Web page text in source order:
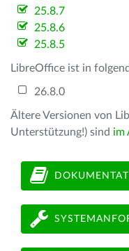
25.8.7
25.8.6
25.8.5
LibreOffice ist in
26.8.0
Ältere Versionen von
Unterstützung!) sind im